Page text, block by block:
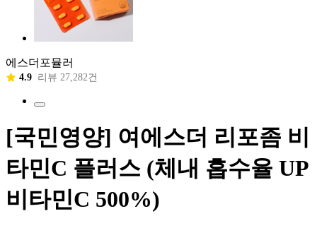
에스더포뮬러
4.9 리뷰 27,282건
[국민영양] 여에스더 리포좀 비
타민C 플러스 (체내 흡수율 UP
비타민C 500%)